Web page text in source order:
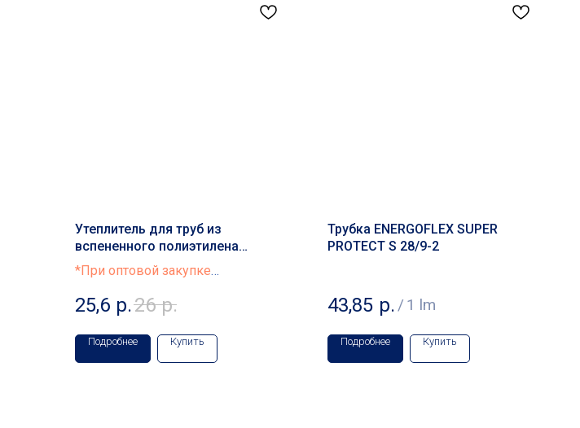
Утеплитель для труб из
вспененного полиэтилена
Изотехпро 64
*При оптовой закупке
25,6 р.26 р.
Подробнее Купить
Трубка ENERGOFLEX SUPER
PROTECT S 28/9-2
43,85 р. / 1 lm
Подробнее Купить